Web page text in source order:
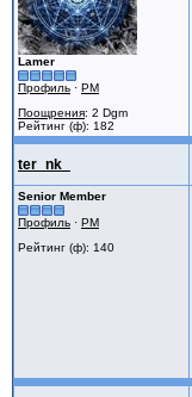
Lamer
Профиль · PM
Поощрения: 2 Dgm
Рейтинг (ф): 182
ter_nk_
Senior Member
Профиль · PM
Рейтинг (ф): 140